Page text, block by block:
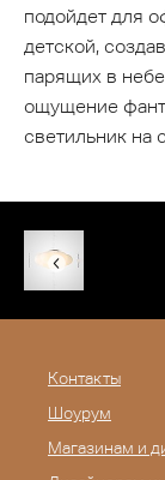
подойдет для
детской,
парящих в
ощущение
светильник на
Контакты
Шоурум
Магазинам и